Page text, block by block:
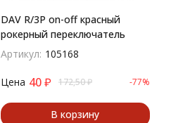
DAV R/3P on-off красный
рокерный переключатель
Артикул: 105168
Цена 40 ₽ 172,50₽ -77%
В корзину